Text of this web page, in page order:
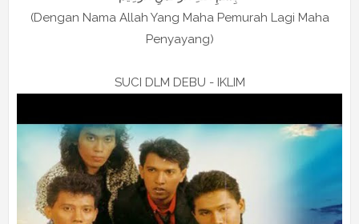
(Dengan Nama Allah Yang Maha Pemurah Lagi Maha
Penyayang)
SUCI DLM DEBU - IKLIM